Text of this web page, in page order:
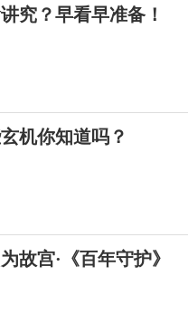
究？早看早准备！
机你知道吗？
故宫·《百年守护》